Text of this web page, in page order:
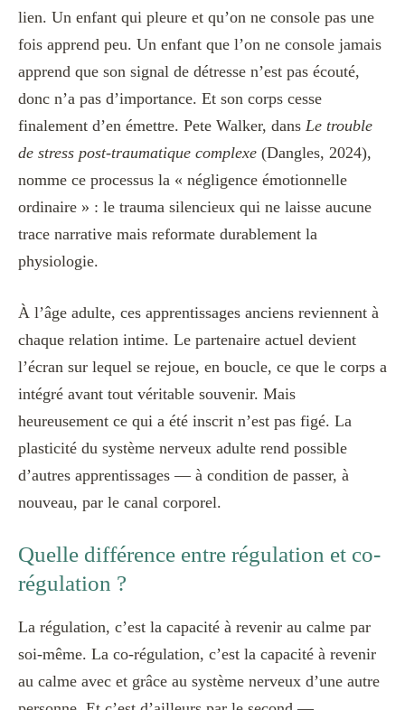
lien. Un enfant qui pleure et qu’on ne console pas une
fois apprend peu. Un enfant que l’on ne console jamais
apprend que son signal de détresse n’est pas écouté,
donc n’a pas d’importance. Et son corps cesse
finalement d’en émettre. Pete Walker, dans Le trouble
de stress post-traumatique complexe (Dangles, 2024),
nomme ce processus la « négligence émotionnelle
ordinaire » : le trauma silencieux qui ne laisse aucune
trace narrative mais reformate durablement la
physiologie.
À l’âge adulte, ces apprentissages anciens reviennent à
chaque relation intime. Le partenaire actuel devient
l’écran sur lequel se rejoue, en boucle, ce que le corps a
intégré avant tout véritable souvenir. Mais
heureusement ce qui a été inscrit n’est pas figé. La
plasticité du système nerveux adulte rend possible
d’autres apprentissages — à condition de passer, à
nouveau, par le canal corporel.
Quelle différence entre régulation et co-
régulation ?
La régulation, c’est la capacité à revenir au calme par
soi-même. La co-régulation, c’est la capacité à revenir
au calme avec et grâce au système nerveux d’une autre